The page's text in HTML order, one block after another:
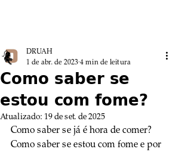
Como saber se
estou com fome?
DRUAH
1 de abr. de 2023 4 min de leitura
Atualizado: 19 de set. de 2025
Como saber se já é hora de comer?
Como saber se estou com fome e por